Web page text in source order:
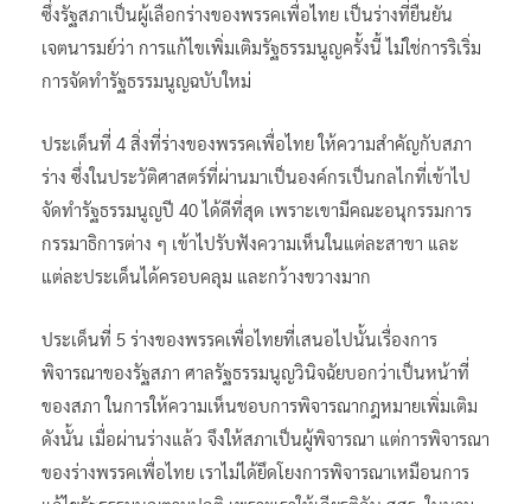
ซึ่งรัฐสภาเป็นผู้เลือกร่างของพรรคเพื่อไทย เป็นร่างที่ยืนยัน
เจตนารมย์ว่า การแก้ไขเพิ่มเติมรัฐธรรมนูญครั้งนี้ ไม่ใช่การริเริ่ม
การจัดทำรัฐธรรมนูญฉบับใหม่
ประเด็นที่ 4 สิ่งที่ร่างของพรรคเพื่อไทย ให้ความสำคัญกับสภา
ร่าง ซึ่งในประวัติศาสตร์ที่ผ่านมาเป็นองค์กรเป็นกลไกที่เข้าไป
จัดทำรัฐธรรมนูญปี 40 ได้ดีที่สุด เพราะเขามีคณะอนุกรรมการ
กรรมาธิการต่าง ๆ เข้าไปรับฟังความเห็นในแต่ละสาขา และ
แต่ละประเด็นได้ครอบคลุม และกว้างขวางมาก
ประเด็นที่ 5 ร่างของพรรคเพื่อไทยที่เสนอไปนั้นเรื่องการ
พิจารณาของรัฐสภา ศาลรัฐธรรมนูญวินิจฉัยบอกว่าเป็นหน้าที่
ของสภา ในการให้ความเห็นชอบการพิจารณากฎหมายเพิ่มเติม
ดังนั้น เมื่อผ่านร่างแล้ว จึงให้สภาเป็นผู้พิจารณา แต่การพิจารณา
ของร่างพรรคเพื่อไทย เราไม่ได้ยึดโยงการพิจารณาเหมือนการ